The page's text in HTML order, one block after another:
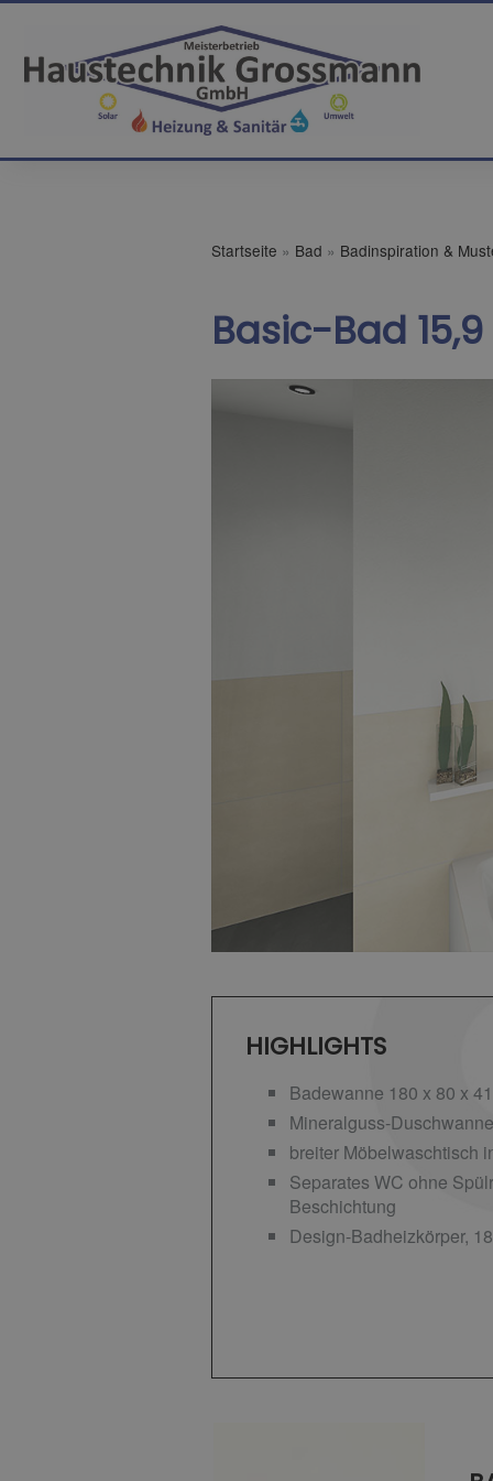
Startseite » Bad » Badinspiration &
Basic-Bad 15,9
HIGHLIGHTS
Badewanne 180 x 80 x
Mineralguss-
breiter Möbelwaschtisch
Separates WC ohne
Beschichtung
Design-Badheizkörper,